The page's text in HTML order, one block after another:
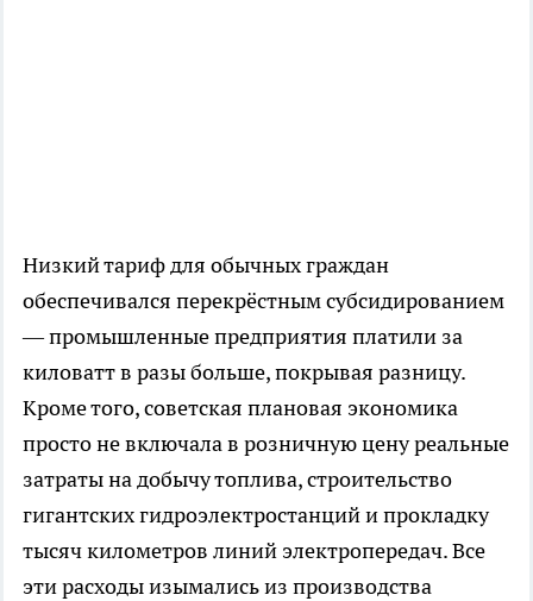
Низкий тариф для обычных граждан
обеспечивался перекрёстным субсидированием
— промышленные предприятия платили за
киловатт в разы больше, покрывая разницу.
Кроме того, советская плановая экономика
просто не включала в розничную цену реальные
затраты на добычу топлива, строительство
гигантских гидроэлектростанций и прокладку
тысяч километров линий электропередач. Все
эти расходы изымались из производства